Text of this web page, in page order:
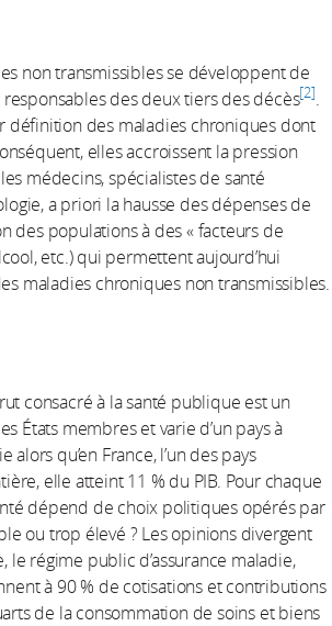
non transmissibles se développent de
des deux tiers des décès 2 .
définition des maladies chroniques dont
elles accroissent la pression
médecins, spécialistes de santé
a priori la hausse des dépenses de
des populations à des « facteurs de
etc.) qui permettent aujourd’hui
maladies chroniques non transmissibles.
consacré à la santé publique est un
États membres et varie d’un pays à
alors qu’en France, l’un des pays
elle atteint 11 % du PIB. Pour chaque
dépend de choix politiques opérés par
ou trop élevé ? Les opinions divergent
le régime public d’assurance maladie,
à 90 % de cotisations et contributions
de la consommation de soins et biens